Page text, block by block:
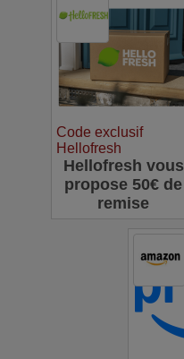
Code exclusif
Hellofresh
Hellofresh vous
propose 50€ de
remise